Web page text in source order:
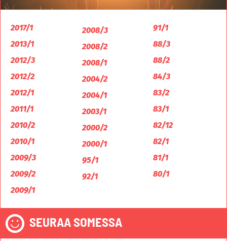
2017/1
2013/1
2012/3
2012/2
2012/1
2011/1
2010/2
2010/1
2009/3
2009/2
2009/1
2008/3
2008/2
2008/1
2004/2
2004/1
2003/1
2000/2
2000/1
95/1
92/1
91/1
88/3
88/2
84/3
83/2
83/1
82/12
82/1
81/1
80/1
SEURAA SOMESSA